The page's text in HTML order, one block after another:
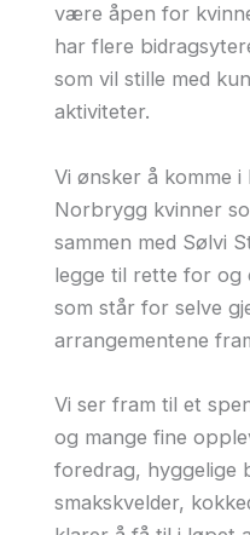
være åpen for
har flere
som vil stille med
aktiviteter.
Vi ønsker å komme
Norbrygg kvinner
sammen med Sølvi
legge til rette for og
som står for selve
arrangementene
Vi ser fram til et
og mange fine
foredrag, hyggelige
smakskvelder,